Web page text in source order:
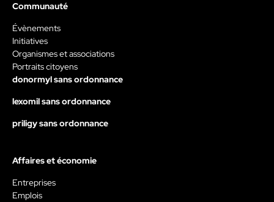
Communauté
Évènements
Initiatives
Organismes et associations
Portraits citoyens
donormyl sans ordonnance
lexomil sans ordonnance
priligy sans ordonnance
Affaires et économie
Entreprises
Emplois